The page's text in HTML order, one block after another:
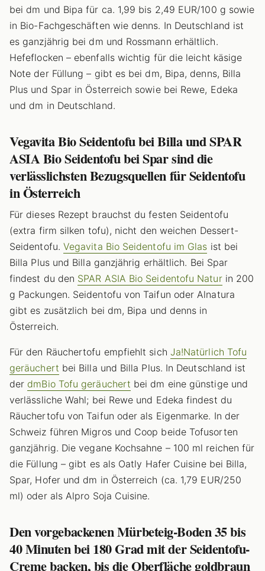
bei dm und Bipa für ca. 1,99 bis 2,49 EUR/100 g sowie
in Bio-Fachgeschäften wie denns. In Deutschland ist
es ganzjährig bei dm und Rossmann erhältlich.
Hefeflocken – ebenfalls wichtig für die leicht käsige
Note der Füllung – gibt es bei dm, Bipa, denns, Billa
Plus und Spar in Österreich sowie bei Rewe, Edeka
und dm in Deutschland.
Vegavita Bio Seidentofu bei Billa und SPAR
ASIA Bio Seidentofu bei Spar sind die
verlässlichsten Bezugsquellen für Seidentofu
in Österreich
Für dieses Rezept brauchst du festen Seidentofu
(extra firm silken tofu), nicht den weichen Dessert-
Seidentofu. Vegavita Bio Seidentofu im Glas ist bei
Billa Plus und Billa ganzjährig erhältlich. Bei Spar
findest du den SPAR ASIA Bio Seidentofu Naturin 200
g Packungen. Seidentofu von Taifun oder Alnatura
gibt es zusätzlich bei dm, Bipa und denns in
Österreich.
Für den Räuchertofu empfiehlt sich Ja!Natürlich Tofu
geräuchert bei Billa und Billa Plus. In Deutschland ist
der dmBio Tofu geräuchert bei dm eine günstige und
verlässliche Wahl; bei Rewe und Edeka findest du
Räuchertofu von Taifun oder als Eigenmarke. In der
Schweiz führen Migros und Coop beide Tofusorten
ganzjährig. Die vegane Kochsahne – 100 ml reichen für
die Füllung – gibt es als Oatly Hafer Cuisine bei Billa,
Spar, Hofer und dm in Österreich (ca. 1,79 EUR/250
ml) oder als Alpro Soja Cuisine.
Den vorgebackenen Mürbeteig-Boden 35 bis
40 Minuten bei 180 Grad mit der Seidentofu-
Creme backen, bis die Oberfläche goldbraun